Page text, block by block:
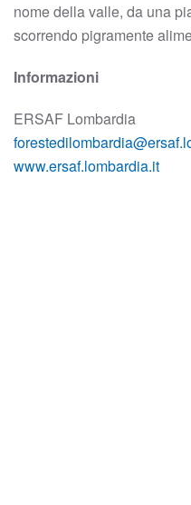
nome della valle, da una
scorrendo pigramente
Informazioni
ERSAF Lombardia
www.ersaf.lombardia.it